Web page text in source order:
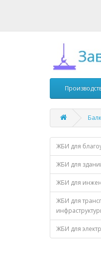
ЖБИ для
ЖБИ для
ЖБИ для
ЖБИ для
ЖБИ для